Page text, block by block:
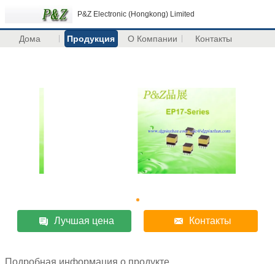
P&Z Electronic (Hongkong) Limited
Дома Продукция О Компании Контакты
Лучшая цена Контакты
Подробная информация о продукте